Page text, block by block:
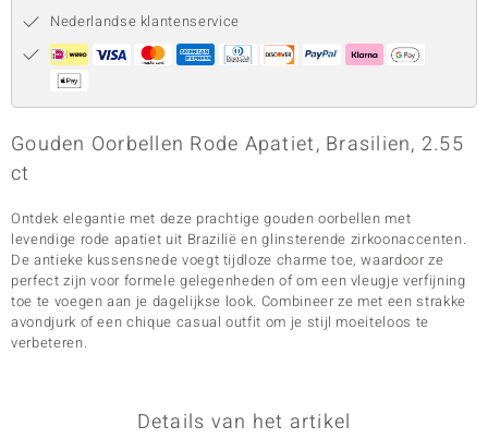
Nederlandse klantenservice
Gouden Oorbellen Rode Apatiet, Brasilien, 2.55
ct
Ontdek elegantie met deze prachtige gouden oorbellen met
levendige rode apatiet uit Brazilië en glinsterende zirkoonaccenten.
De antieke kussensnede voegt tijdloze charme toe, waardoor ze
perfect zijn voor formele gelegenheden of om een vleugje verfijning
toe te voegen aan je dagelijkse look. Combineer ze met een strakke
avondjurk of een chique casual outfit om je stijl moeiteloos te
verbeteren.
Details van het artikel